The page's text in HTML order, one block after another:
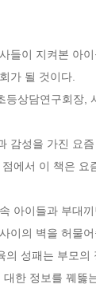
들이 지켜본 아
가 될 것이다.
등상담연구회장,
감성을 가진 요
에서 이 책은
아이들과 부대
이의 벽을 허물
의 성패는 부모
대한 정보를 꿰